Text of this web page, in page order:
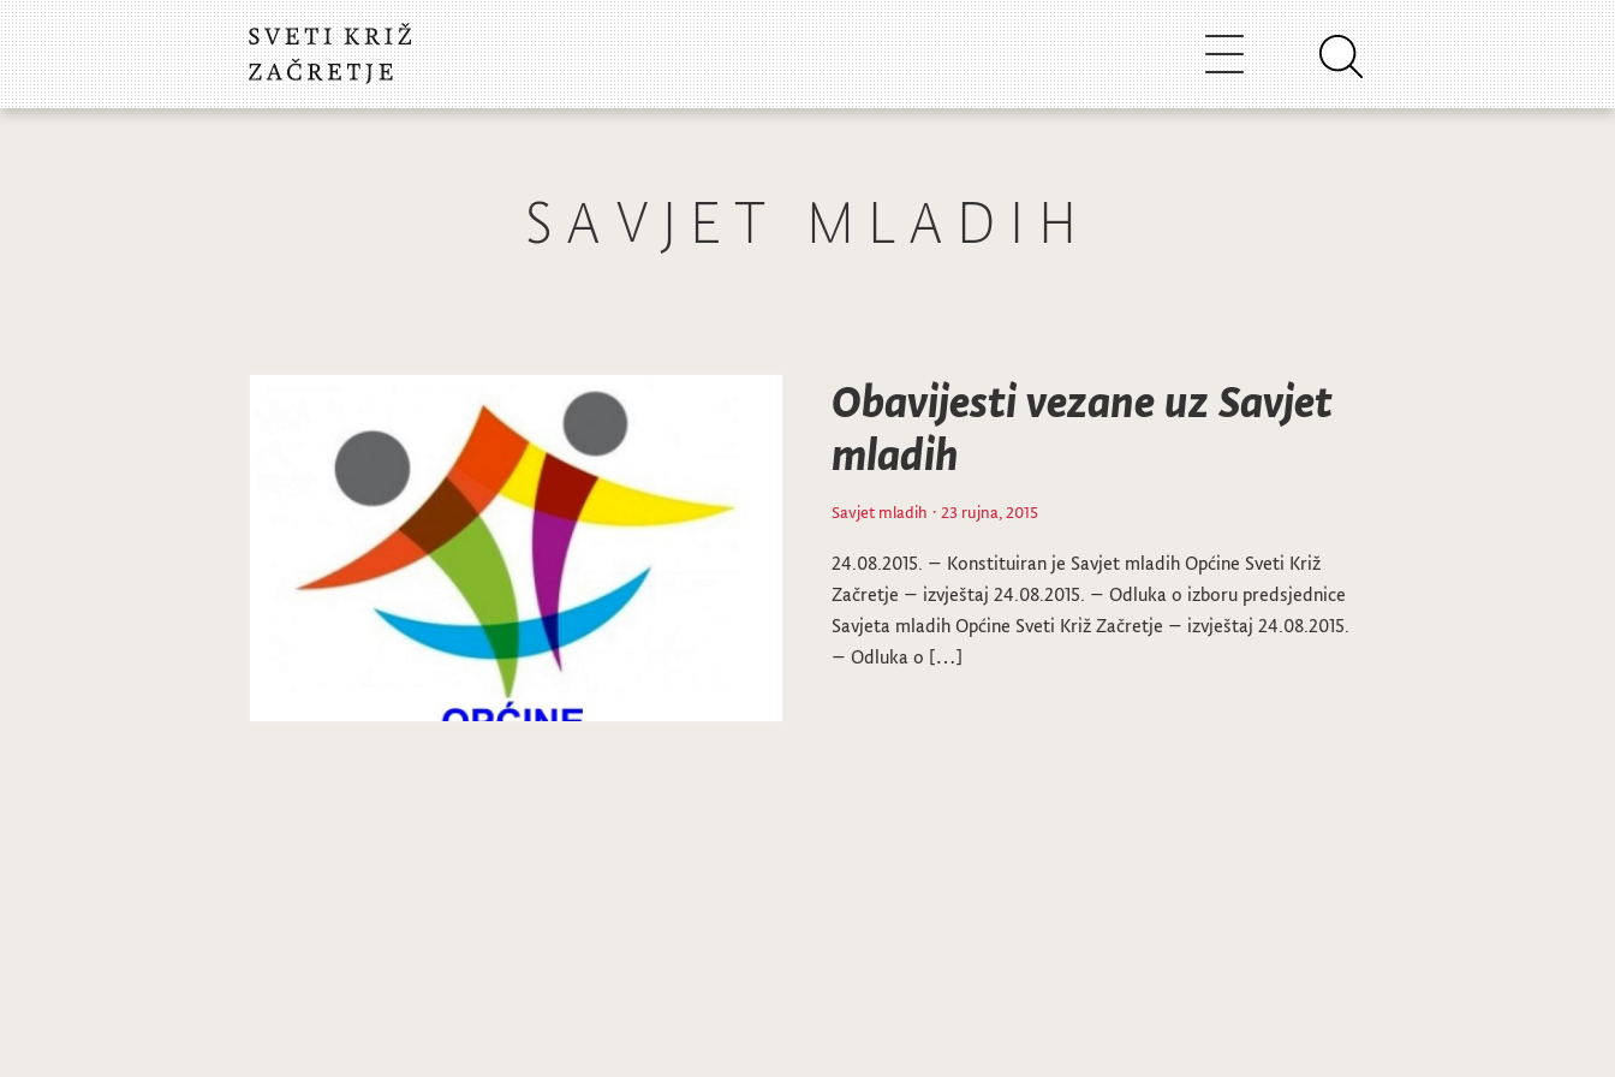
SAVJET MLADIH
Obavijesti vezane uz Savjet
mladih
Savjet mladih · 23 rujna, 2015
24.08.2015. – Konstituiran je Savjet mladih Općine Sveti Križ
Začretje – izvještaj 24.08.2015. – Odluka o izboru predsjednice
Savjeta mladih Općine Sveti Križ Začretje – izvještaj 24.08.2015.
– Odluka o […]